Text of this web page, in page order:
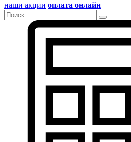
наши акции оплата онлайн